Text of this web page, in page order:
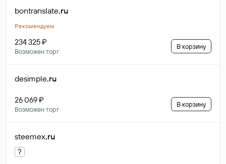
bontranslate.ru
Рекомендуем
234 325 ₽
Возможен торг
В корзину
desimple.ru
26 069 ₽
Возможен торг
В корзину
steemex.ru
?